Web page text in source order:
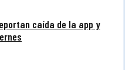
caída de la app y